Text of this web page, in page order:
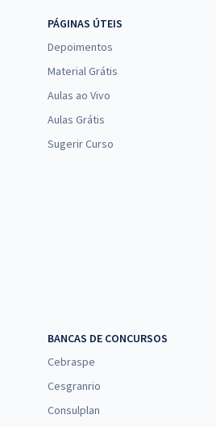
PÁGINAS ÚTEIS
Depoimentos
Material Grátis
Aulas ao Vivo
Aulas Grátis
Sugerir Curso
BANCAS DE CONCURSOS
Cebraspe
Cesgranrio
Consulplan